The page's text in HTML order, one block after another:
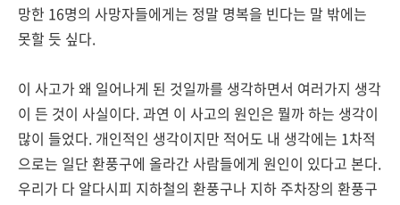
망한 16명의 사망자들에게는 정말 명복을 빈다는 말 밖에는
못할 듯 싶다.
이 사고가 왜 일어나게 된 것일까를 생각하면서 여러가지 생각
이 든 것이 사실이다. 과연 이 사고의 원인은 뭘까 하는 생각이
많이 들었다. 개인적인 생각이지만 적어도 내 생각에는 1차적
으로는 일단 환풍구에 올라간 사람들에게 원인이 있다고 본다.
우리가 다 알다시피 지하철의 환풍구나 지하 주차장의 환풍구